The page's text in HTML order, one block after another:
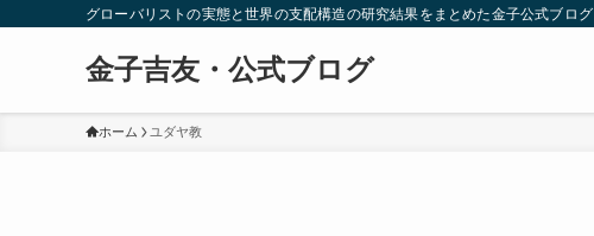
グローバリストの実態と世界の支配構造の研究結果をまとめた金子公式ブログ
金子吉友・公式ブログ
ホーム ユダヤ教